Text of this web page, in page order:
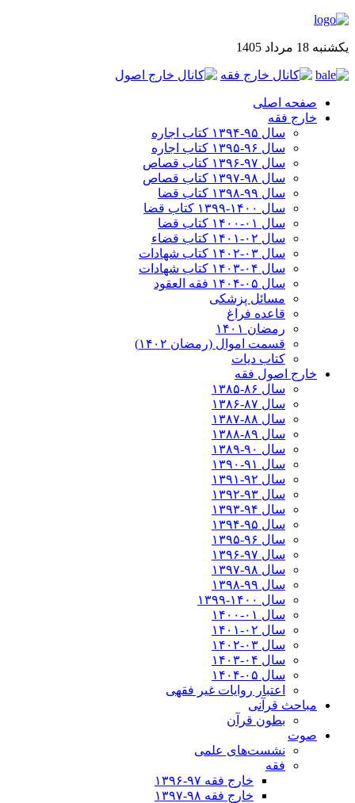
یکشنبه 18 مرداد 1405
صفحه اصلی
خارج فقه
سال ۹۵-۱۳۹۴ کتاب اجاره
سال ۹۶-۱۳۹۵ کتاب اجاره
سال ۹۷-۱۳۹۶ کتاب قصاص
سال ۹۸-۱۳۹۷ کتاب قصاص
سال ۹۹-۱۳۹۸‍ کتاب قضا
سال ۱۴۰۰-۱۳۹۹ کتاب قضا
سال ۰۱-۱۴۰۰ کتاب قضا
سال ۰۲-۱۴۰۱ کتاب قضاء
سال ۰۳-۱۴۰۲ کتاب شهادات
سال ۰۴-۱۴۰۳ کتاب شهادات
سال ۰۵-۱۴۰۴ فقه العقود
مسائل پزشکی
قاعده فراغ
رمضان ۱۴۰۱
قسمت اموال (رمضان ۱۴۰۲)
کتاب دیات
خارج اصول فقه
سال ۸۶-۱۳۸۵
سال ۸۷-۱۳۸۶
سال ۸۸-۱۳۸۷
سال ۸۹-۱۳۸۸
سال ۹۰-۱۳۸۹
سال ۹۱-۱۳۹۰
سال ۹۲-۱۳۹۱
سال ۹۳-۱۳۹۲
سال ۹۴-۱۳۹۳
سال ۹۵-۱۳۹۴
سال ۹۶-۱۳۹۵
سال ۹۷-۱۳۹۶
سال ۹۸-۱۳۹۷
سال ۹۹-۱۳۹۸‍
سال ۱۴۰۰-۱۳۹۹
سال ۰۱-۱۴۰۰
سال ۰۲-۱۴۰۱
سال ۰۳-۱۴۰۲
سال ۰۴-۱۴۰۳
سال ۰۵-۱۴۰۴
اعتبار روایات غیر فقهی
مباحث قرآنی
بطون قرآن
صوت
نشست‌های علمی
فقه
خارج فقه ۹۷-۱۳۹۶
خارج فقه ۹۸-۱۳۹۷